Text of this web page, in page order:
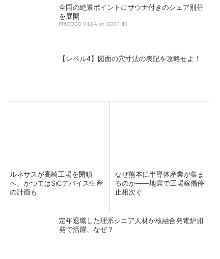
全国の絶景ポイントにサウナ付きのシェア別荘
を展開
PR(COCO VILLA on GOETHE)
【レベル4】図面の穴寸法の表記を攻略せよ！
ルネサスが高崎工場を閉鎖
へ、かつてはSiCデバイス生産
の計画も
なぜ熊本に半導体産業が集ま
るのか――地震で工場稼働停
止相次ぐ
定年退職した理系シニア人材が核融合発電炉開
発で活躍、なぜ？